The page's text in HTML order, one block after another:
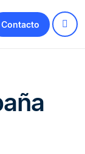
Contacto